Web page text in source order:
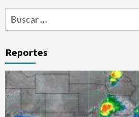
Buscar:
Reportes